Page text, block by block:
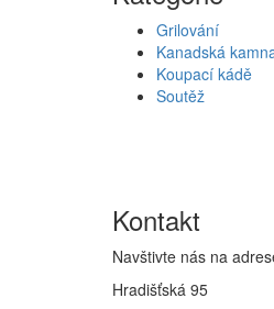
Grilování
Kanadská
Koupací kádě
Soutěž
Kontakt
Navštivte nás na
Hradišťská 95